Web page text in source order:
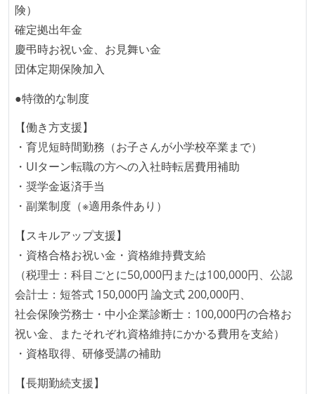
が実行される環境が構築されている
テストの実施度
る
想定される複数環境での品質チェックを義務づけてい
る
アジャイル実践状況
1ヶ月以下の短い期間でのイテレーション開発を実践
デイリーでスタンドアップミーティング、またはそれ
に準じるチーム内の打ち合わせを行っている
イテレーションの最後などに、定期的にチームでふり
かえりミーティングを行っている
タスク見積もりの単位には絶対量（人日など）ではな
く相対ポイントを用い、極力複数人の意見を調整する
形で行っている
継続的なデプロイ（デリバリー）を行っている
険）
確定拠出年金
慶弔時お祝い金、お見舞い金
団体定期保険加入
●特徴的な制度
【働き方支援】
・育児短時間勤務（お子さんが小学校卒業まで）
・UIターン転職の方への入社時転居費用補助
・奨学金返済手当
・副業制度（※適用条件あり）
【スキルアップ支援】
・資格合格お祝い金・資格維持費支給
（税理士：科目ごとに50,000円または100,000円、公認
会計士：短答式 150,000円 論文式 200,000円、
社会保険労務士・中小企業診断士：100,000円の合格お
祝い金、またそれぞれ資格維持にかかる費用を支給）
・資格取得、研修受講の補助
【長期勤続支援】